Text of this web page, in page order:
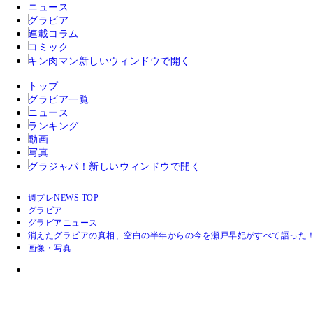
ニュース
グラビア
連載コラム
コミック
キン肉マン 新しいウィンドウで開く
トップ
グラビア一覧
ニュース
ランキング
動画
写真
グラジャパ！ 新しいウィンドウで開く
週プレNEWS TOP
グラビア
グラビアニュース
消えたグラビアの真相、空白の半年からの今を瀬戸早妃がすべて語った！
画像・写真